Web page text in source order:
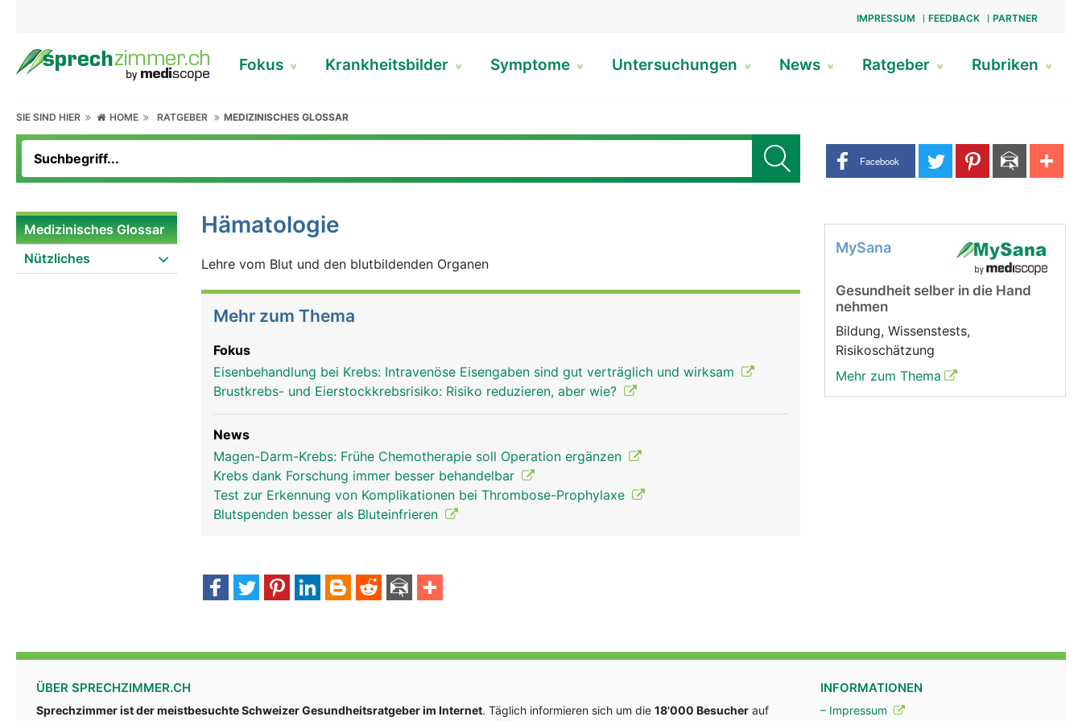
IMPRESSUM FEEDBACK PARTNER
Fokus Krankheitsbilder Symptome Untersuchungen News Ratgeber Rubriken
SIE SIND HIER HOME RATGEBER MEDIZINISCHES GLOSSAR
Share buttons
Facebook
Medizinisches Glossar
Nützliches
Hämatologie
Lehre vom Blut und den blutbildenden Organen
Mehr zum Thema
Fokus
Eisenbehandlung bei Krebs: Intravenöse Eisengaben sind gut verträglich und wirksam
Brustkrebs- und Eierstockkrebsrisiko: Risiko reduzieren, aber wie?
News
Magen-Darm-Krebs: Frühe Chemotherapie soll Operation ergänzen
Krebs dank Forschung immer besser behandelbar
Test zur Erkennung von Komplikationen bei Thrombose-Prophylaxe
Blutspenden besser als Bluteinfrieren
MySana
Gesundheit selber in die Hand
nehmen
Bildung, Wissenstests,
Risikoschätzung
Mehr zum Thema
ÜBER SPRECHZIMMER.CH
Sprechzimmer ist der meistbesuchte Schweizer Gesundheitsratgeber im Internet. Täglich informieren sich um die 18'000 Besucher auf
INFORMATIONEN
– Impressum